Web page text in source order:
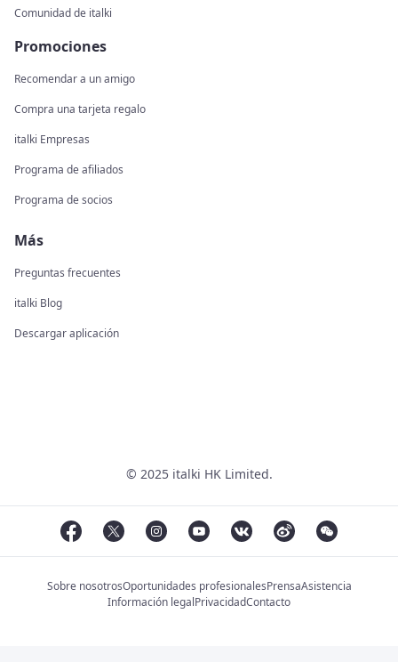
Comunidad de italki
Promociones
Recomendar a un amigo
Compra una tarjeta regalo
italki Empresas
Programa de afiliados
Programa de socios
Más
Preguntas frecuentes
italki Blog
Descargar aplicación
© 2025 italki HK Limited.
Sobre nosotrosOportunidades profesionalesPrensaAsistencia
Información legalPrivacidadContacto